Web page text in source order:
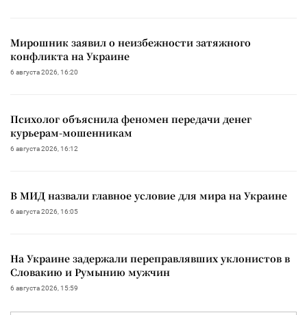
Мирошник заявил о неизбежности затяжного
конфликта на Украине
6 августа 2026, 16:20
Психолог объяснила феномен передачи денег
курьерам-мошенникам
6 августа 2026, 16:12
В МИД назвали главное условие для мира на Украине
6 августа 2026, 16:05
На Украине задержали переправлявших уклонистов в
Словакию и Румынию мужчин
6 августа 2026, 15:59